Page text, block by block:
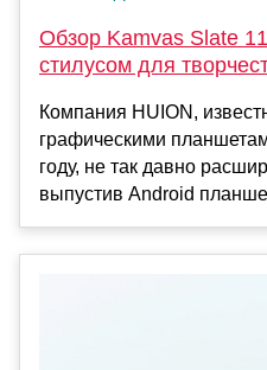
Обзор Kamvas Slate
стилусом для
Компания HUION,
графическими
году, не так давно
выпустив Android